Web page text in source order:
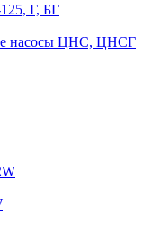
Г, БГ
насосы ЦНС, ЦНСГ